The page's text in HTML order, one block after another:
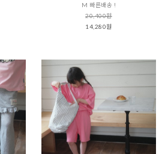
M 빠른배송 !
20,400원
14,280원